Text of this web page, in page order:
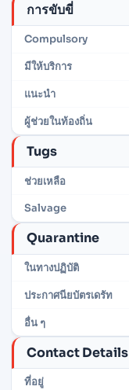
การขับขี่
Compulsory
มีให้บริการ
แนะนำ
ผู้ช่วยในท้องถิ่น
Tugs
ช่วยเหลือ
Salvage
Quarantine
ในทางปฏิบัติ
ประกาศนียบัตรเดรัท
อื่น ๆ
Contact Details
ที่อยู่